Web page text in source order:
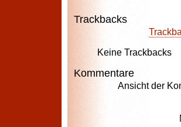
Trackbacks
Keine Trackbacks
Kommentare
Ansicht der